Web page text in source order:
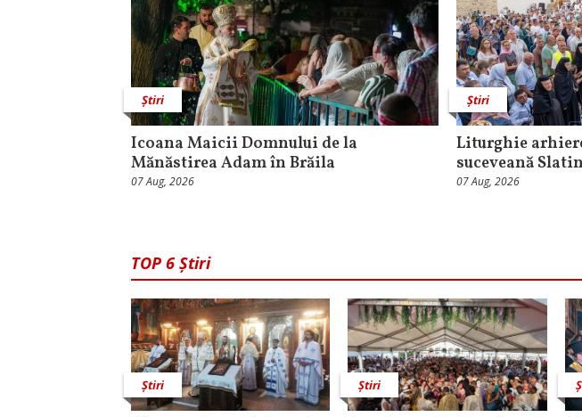
Știri
Icoana Maicii Domnului de la
Mănăstirea Adam în Brăila
07 Aug, 2026
Știri
Liturghie
suceveană
07 Aug, 2026
TOP 6 Știri
Știri Știri